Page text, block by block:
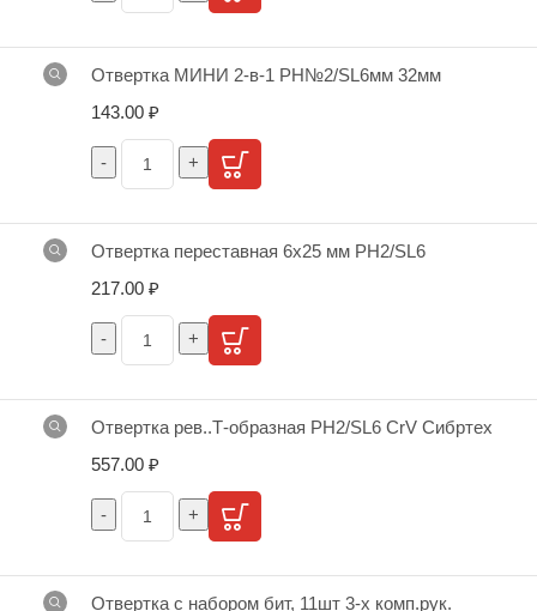
Отвертка МИНИ 2-в-1 PH№2/SL6мм 32мм
143.00 ₽
Отвертка переставная 6х25 мм PH2/SL6
217.00 ₽
Отвертка рев..Т-образная РH2/SL6 CrV Сибртех
557.00 ₽
Отвертка с набором бит, 11шт 3-х комп.рук.